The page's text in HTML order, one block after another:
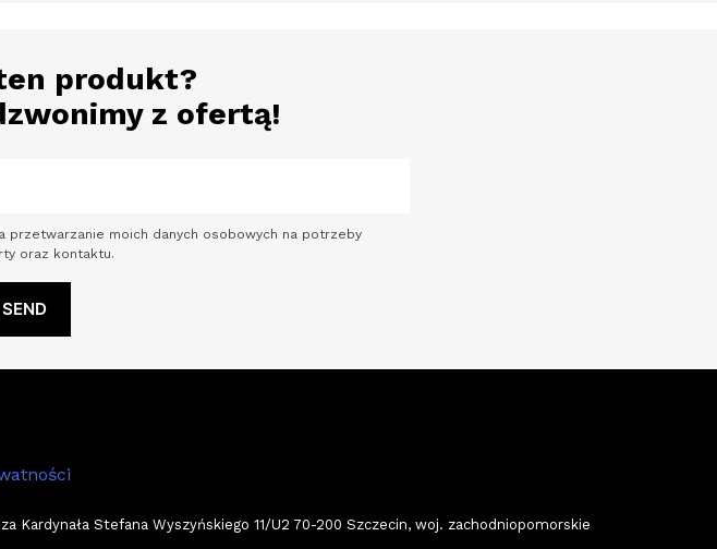
produkt?
z ofertą!
przetwarzanie moich danych osobowych na potrzeby
oraz kontaktu.
Kardynała Stefana Wyszyńskiego 11/U2 70-200 Szczecin, woj. zachodniopomorskie